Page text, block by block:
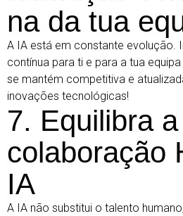
na da tua
A IA está em constante evolução.
contínua para ti e para a tua
se mantém competitiva e
inovações tecnológicas!
7. Equilibra a
colaboração
IA
A IA não substitui o talento